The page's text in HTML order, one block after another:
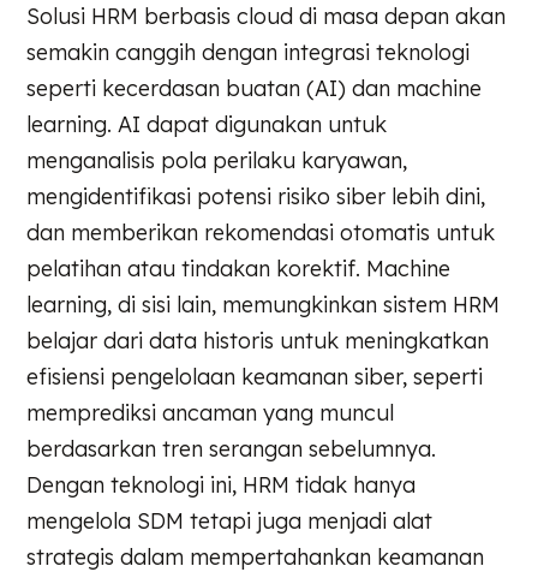
Solusi HRM berbasis cloud di masa depan akan
semakin canggih dengan integrasi teknologi
seperti kecerdasan buatan (AI) dan machine
learning. AI dapat digunakan untuk
menganalisis pola perilaku karyawan,
mengidentifikasi potensi risiko siber lebih dini,
dan memberikan rekomendasi otomatis untuk
pelatihan atau tindakan korektif. Machine
learning, di sisi lain, memungkinkan sistem HRM
belajar dari data historis untuk meningkatkan
efisiensi pengelolaan keamanan siber, seperti
memprediksi ancaman yang muncul
berdasarkan tren serangan sebelumnya.
Dengan teknologi ini, HRM tidak hanya
mengelola SDM tetapi juga menjadi alat
strategis dalam mempertahankan keamanan